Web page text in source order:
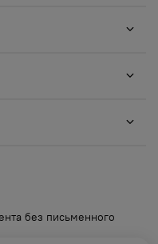
без письменного